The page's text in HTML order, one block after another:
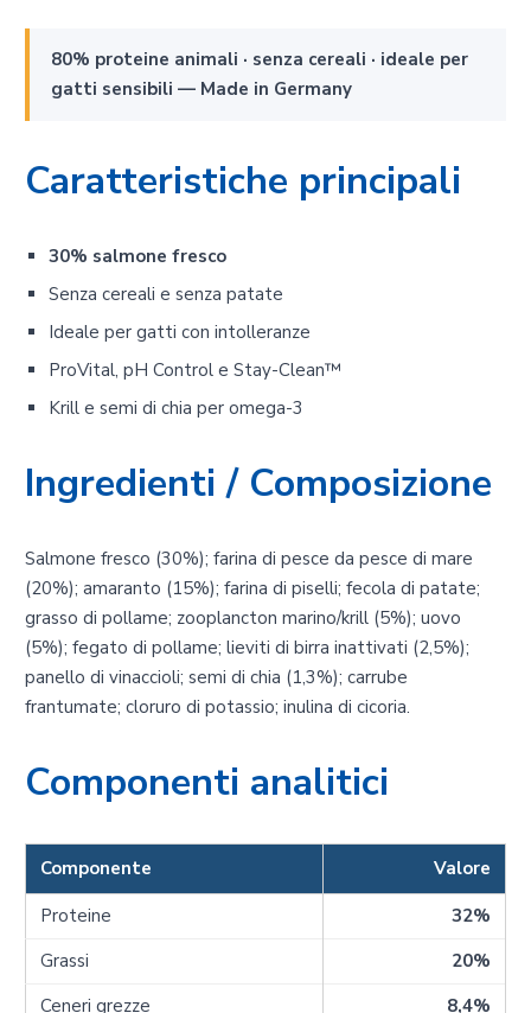
80% proteine animali · senza cereali · ideale per
gatti sensibili — Made in Germany
Caratteristiche principali
30% salmone fresco
Senza cereali e senza patate
Ideale per gatti con intolleranze
ProVital, pH Control e Stay-Clean™
Krill e semi di chia per omega-3
Ingredienti / Composizione
Salmone fresco (30%); farina di pesce da pesce di mare
(20%); amaranto (15%); farina di piselli; fecola di patate;
grasso di pollame; zooplancton marino/krill (5%); uovo
(5%); fegato di pollame; lieviti di birra inattivati (2,5%);
panello di vinaccioli; semi di chia (1,3%); carrube
frantumate; cloruro di potassio; inulina di cicoria.
Componenti analitici
Componente
Valore
Proteine
32%
Grassi
20%
Ceneri grezze
8,4%